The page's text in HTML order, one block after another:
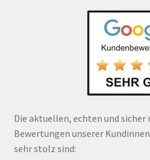
Die aktuellen, echten und sicher
Bewertungen unserer
sehr stolz sind: